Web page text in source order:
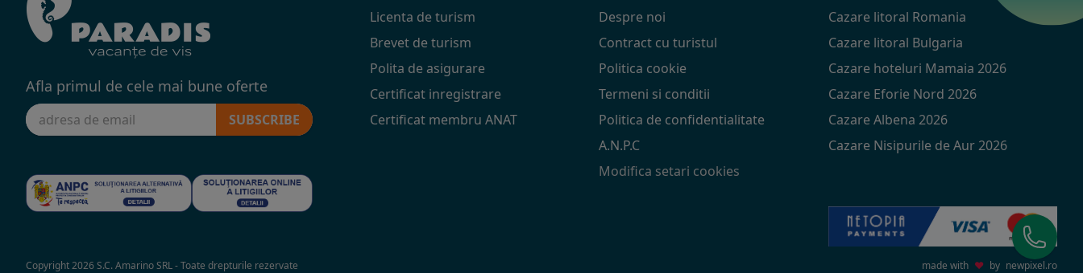
Afla primul de cele mai bune oferte
SUBSCRIBE
Licenta de turism
Brevet de turism
Polita de asigurare
Certificat inregistrare
Certificat membru ANAT
Despre noi
Contract cu turistul
Politica cookie
Termeni si conditii
Politica de confidentialitate
A.N.P.C
Modifica setari cookies
Cazare litoral Romania
Cazare litoral Bulgaria
Cazare hoteluri Mamaia 2026
Cazare Eforie Nord 2026
Cazare Albena 2026
Cazare Nisipurile de Aur 2026
Copyright 2026 S.C. Amarino SRL - Toate drepturile rezervate
made with ♥ by newpixel.ro